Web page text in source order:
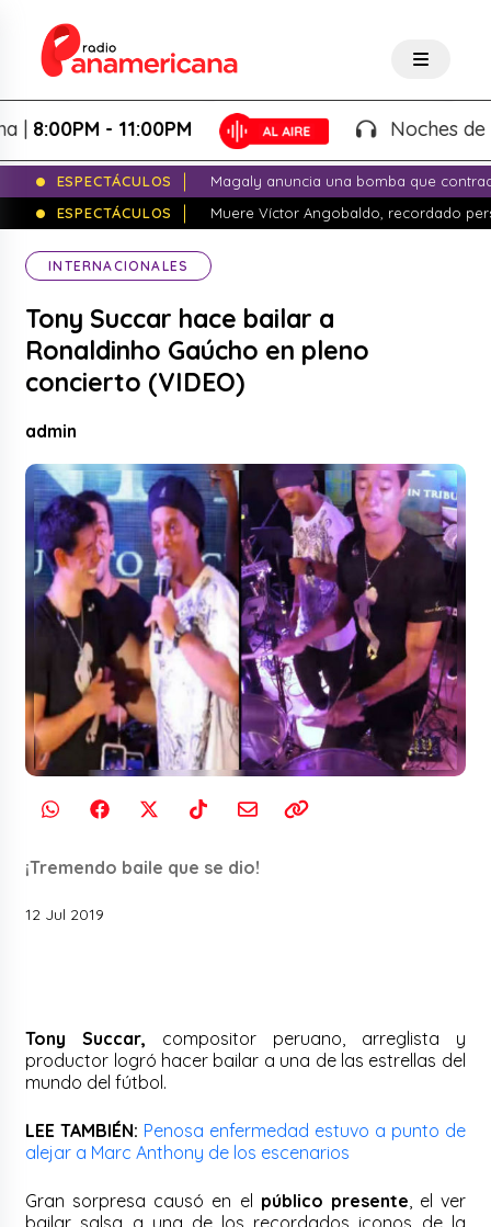
- 11:00PM Noches de
ESPECTÁCULOS
Magaly anuncia una bomba que
ESPECTÁCULOS
Muere Víctor Angobaldo, recordado
INTERNACIONALES
Tony Succar hace bailar a
Ronaldinho Gaúcho en pleno
concierto (VIDEO)
admin
¡Tremendo baile que se dio!
12 Jul 2019
Tony Succar, compositor peruano, arreglista y
productor logró hacer bailar a una de las estrellas del
mundo del fútbol.
LEE TAMBIÉN: Penosa enfermedad estuvo a punto de
alejar a Marc Anthony de los escenarios
Gran sorpresa causó en el público presente , el ver
bailar salsa a una de los recordados iconos de la